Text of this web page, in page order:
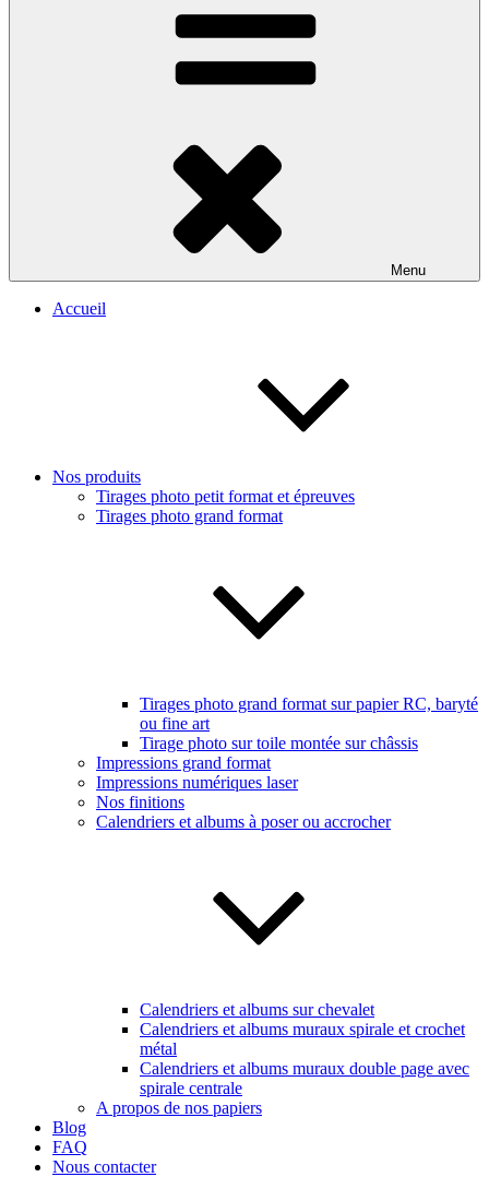
Menu
Accueil
Nos produits
Tirages photo petit format et épreuves
Tirages photo grand format
Tirages photo grand format sur papier RC, baryté
ou fine art
Tirage photo sur toile montée sur châssis
Impressions grand format
Impressions numériques laser
Nos finitions
Calendriers et albums à poser ou accrocher
Calendriers et albums sur chevalet
Calendriers et albums muraux spirale et crochet
métal
Calendriers et albums muraux double page avec
spirale centrale
A propos de nos papiers
Blog
FAQ
Nous contacter